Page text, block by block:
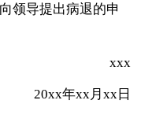
领导提出病退的申
xxx
20xx年xx月xx日